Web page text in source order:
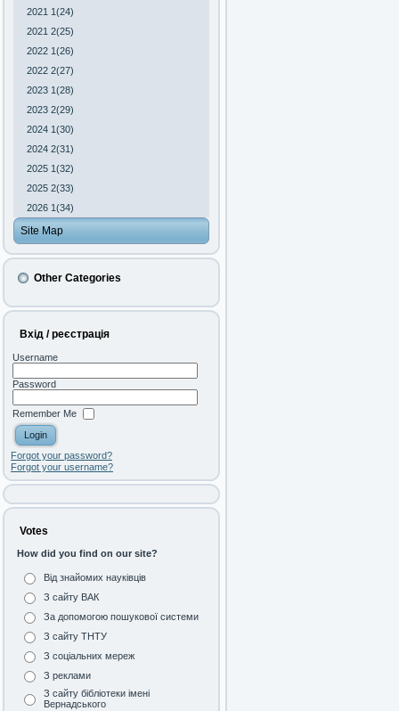
2021 1(24)
2021 2(25)
2022 1(26)
2022 2(27)
2023 1(28)
2023 2(29)
2024 1(30)
2024 2(31)
2025 1(32)
2025 2(33)
2026 1(34)
Site Map
Other Categories
Вхід / реєстрація
Username
Password
Remember Me
Forgot your password?
Forgot your username?
Votes
How did you find on our site?
Від знайомих науківців
З сайту ВАК
За допомогою пошукової системи
З сайту ТНТУ
З соціальних мереж
З реклами
З сайту бібліотеки імені
Вернадського